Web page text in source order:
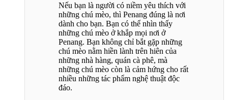
Nếu bạn là người có niềm yêu thích với
những chú mèo, thì Penang đúng là nơi
dành cho bạn. Bạn có thể nhìn thấy
những chú mèo ở khắp mọi nơi ở
Penang. Bạn không chỉ bắt gặp những
chú mèo nằm hiền lành trên hiên của
những nhà hàng, quán cà phê, mà
những chú mèo còn là cảm hứng cho rất
nhiều những tác phẩm nghệ thuật độc
đáo.